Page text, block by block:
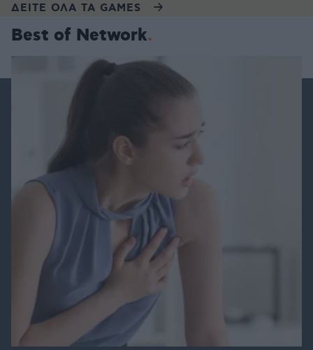
ΔΕΙΤΕ ΟΛΑ ΤΑ GAMES
Best of Network